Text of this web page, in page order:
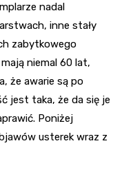
nadal
inne stały
zabytkowego
niemal 60 lat,
że awarie są po
jest taka, że da się je
Poniżej
usterek wraz z